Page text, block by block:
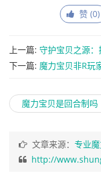
赞 (0)
上一篇: 守护宝贝之源
下一篇: 魔力宝贝非R玩
魔力宝贝是回合制吗
文章来源： 专业
http://